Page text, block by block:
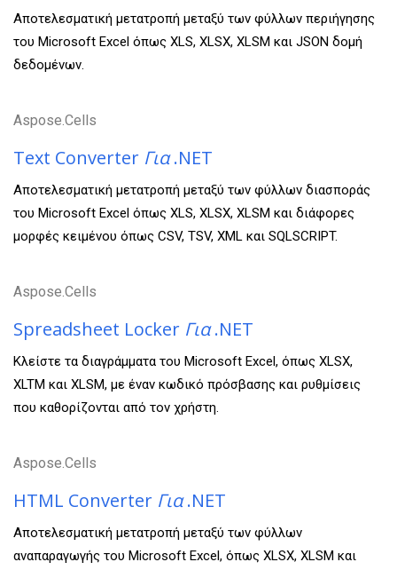
Αποτελεσματική μετατροπή μεταξύ των φύλλων περιήγησης
του Microsoft Excel όπως XLS, XLSX, XLSM και JSON δομή
δεδομένων.
Aspose.Cells
Text Converter Για.NET
Αποτελεσματική μετατροπή μεταξύ των φύλλων διασποράς
του Microsoft Excel όπως XLS, XLSX, XLSM και διάφορες
μορφές κειμένου όπως CSV, TSV, XML και SQLSCRIPT.
Aspose.Cells
Spreadsheet Locker Για.NET
Κλείστε τα διαγράμματα του Microsoft Excel, όπως XLSX,
XLTM και XLSM, με έναν κωδικό πρόσβασης και ρυθμίσεις
που καθορίζονται από τον χρήστη.
Aspose.Cells
HTML Converter Για.NET
Αποτελεσματική μετατροπή μεταξύ των φύλλων
αναπαραγωγής του Microsoft Excel, όπως XLSX, XLSM και